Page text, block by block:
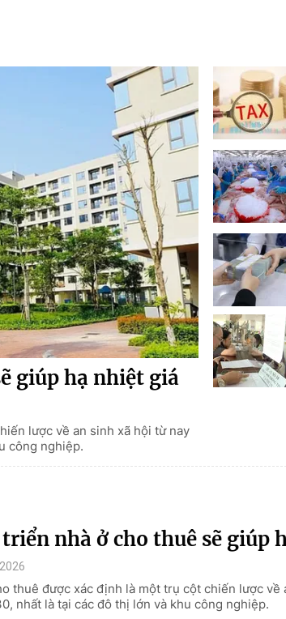
giúp hạ nhiệt giá
lược về an sinh xã hội từ nay
công nghiệp.
nhà ở cho thuê sẽ giúp
thuê được xác định là một trụ cột chiến lược về
nhất là tại các đô thị lớn và khu công nghiệp.